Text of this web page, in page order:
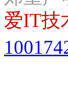
爱IT技